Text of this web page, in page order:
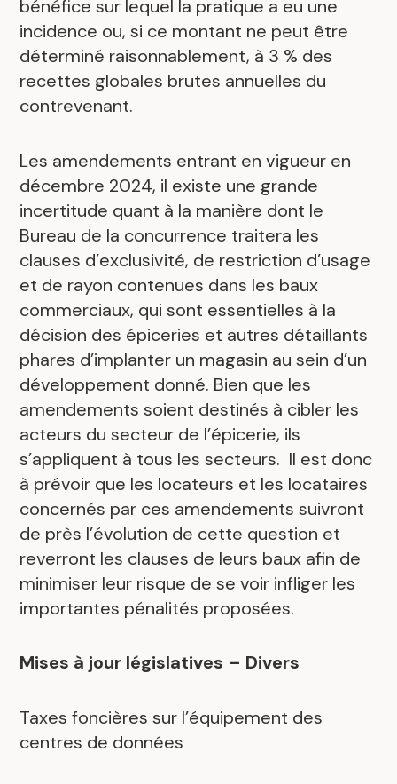
bénéfice sur lequel la pratique a eu une
incidence ou, si ce montant ne peut être
déterminé raisonnablement, à 3 % des
recettes globales brutes annuelles du
contrevenant.
Les amendements entrant en vigueur en
décembre 2024, il existe une grande
incertitude quant à la manière dont le
Bureau de la concurrence traitera les
clauses d’exclusivité, de restriction d’usage
et de rayon contenues dans les baux
commerciaux, qui sont essentielles à la
décision des épiceries et autres détaillants
phares d’implanter un magasin au sein d’un
développement donné. Bien que les
amendements soient destinés à cibler les
acteurs du secteur de l’épicerie, ils
s’appliquent à tous les secteurs. Il est donc
à prévoir que les locateurs et les locataires
concernés par ces amendements suivront
de près l’évolution de cette question et
reverront les clauses de leurs baux afin de
minimiser leur risque de se voir infliger les
importantes pénalités proposées.
Mises à jour législatives – Divers
Taxes foncières sur l’équipement des
centres de données